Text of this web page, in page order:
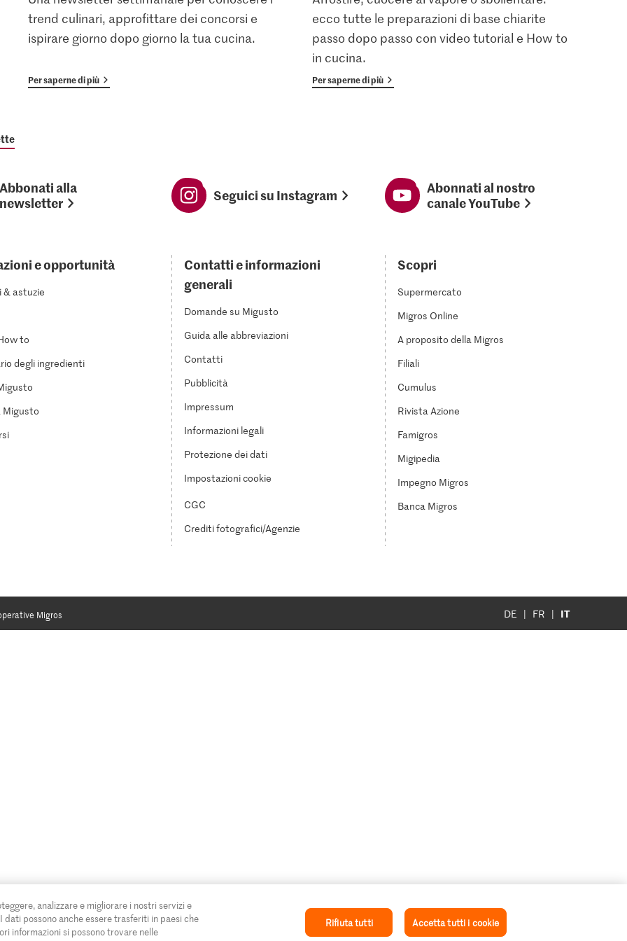
trend culinari, approfittare dei concorsi e
ispirare giorno dopo giorno la tua cucina.
Per saperne di più
ecco tutte le preparazioni di base chiarite
passo dopo passo con video tutorial e How to
in cucina.
Per saperne di più
Abbonati alla
newsletter
Seguici su Instagram
Abonnati al nostro
canale YouTube
e opportunità
& astuzie
to
degli ingredienti
Migusto
Contatti e informazioni
generali
Domande su Migusto
Guida alle abbreviazioni
Contatti
Pubblicità
Impressum
Informazioni legali
Protezione dei dati
Impostazioni cookie
CGC
Crediti fotografici/Agenzie
Scopri
Supermercato
Migros Online
A proposito della Migros
Filiali
Cumulus
Rivista Azione
Famigros
Migipedia
Impegno Migros
Banca Migros
Migros DE FR IT
analizzare e migliorare i nostri servizi e
possono anche essere trasferiti in paesi che
informazioni si possono trovare nelle
Rifiuta tutti Accetta tutti i cookie